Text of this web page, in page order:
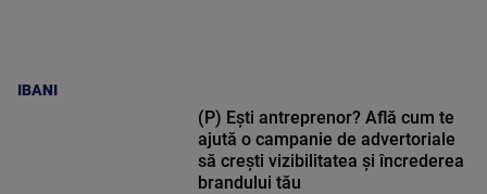
IBANI
(P) Ești antreprenor? Află cum te
ajută o campanie de advertoriale
să crești vizibilitatea și încrederea
brandului tău